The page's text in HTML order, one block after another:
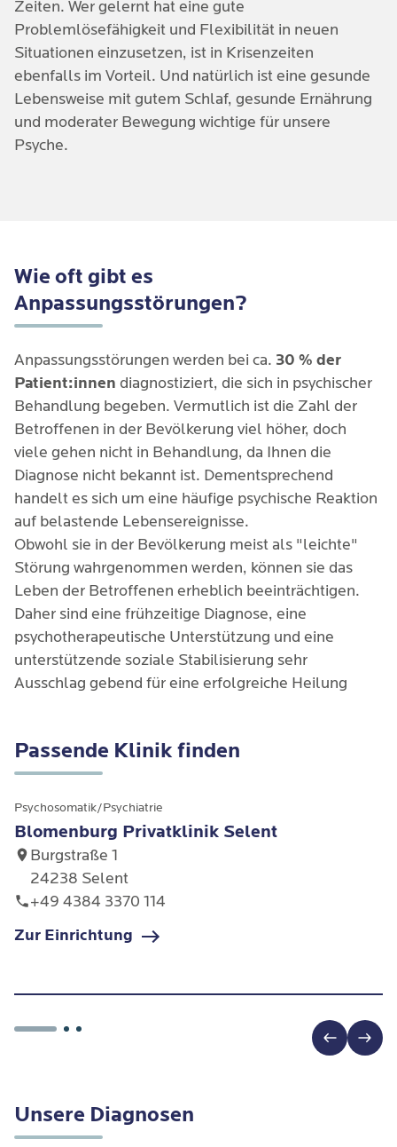
demnach wichtig, eine Anpassungsstörung und die
Auslöser rechtzeitig zu erkennen und zu behandeln.
Zeiten. Wer gelernt hat eine gute
Problemlösefähigkeit und Flexibilität in neuen
Situationen einzusetzen, ist in Krisenzeiten
ebenfalls im Vorteil. Und natürlich ist eine gesunde
Lebensweise mit gutem Schlaf, gesunde Ernährung
und moderater Bewegung wichtige für unsere
Psyche.
Wie oft gibt es
Anpassungsstörungen?
Anpassungsstörungen werden bei ca. 30 % der
Patient:innen diagnostiziert, die sich in psychischer
Behandlung begeben. Vermutlich ist die Zahl der
Betroffenen in der Bevölkerung viel höher, doch
viele gehen nicht in Behandlung, da Ihnen die
Diagnose nicht bekannt ist. Dementsprechend
handelt es sich um eine häufige psychische Reaktion
auf belastende Lebensereignisse.
Obwohl sie in der Bevölkerung meist als "leichte"
Störung wahrgenommen werden, können sie das
Leben der Betroffenen erheblich beeinträchtigen.
Daher sind eine frühzeitige Diagnose, eine
psychotherapeutische Unterstützung und eine
unterstützende soziale Stabilisierung sehr
Ausschlag gebend für eine erfolgreiche Heilung
Passende Klinik finden
Psychosomatik/Psychiatrie
Blomenburg Privatklinik Selent
Burgstraße 1
24238 Selent
+49 4384 3370 114
Zur Einrichtung
Unsere Diagnosen